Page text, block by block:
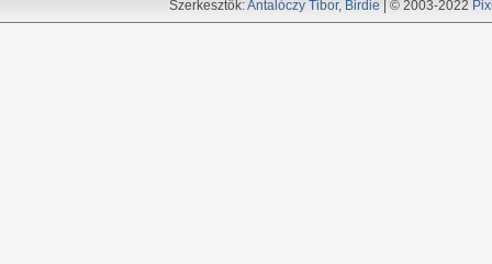
Szerkesztők:Antalóczy Tibor, Birdie | © 2003-2022